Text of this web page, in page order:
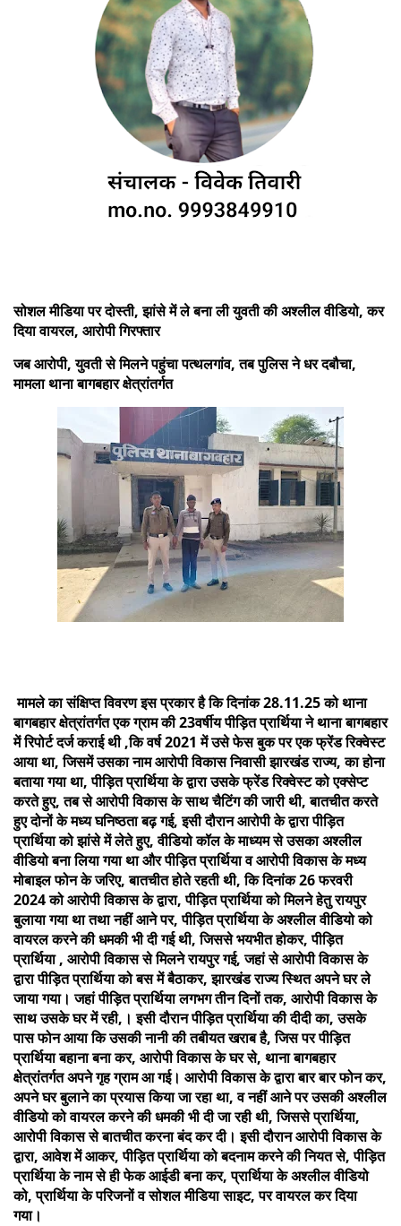
सोशल मीडिया पर दोस्ती, झांसे में ले बना ली युवती की अश्लील वीडियो, कर
दिया वायरल, आरोपी गिरफ्तार
जब आरोपी, युवती से मिलने पहुंचा पत्थलगांव, तब पुलिस ने धर दबौचा,
मामला थाना बागबहार क्षेत्रांतर्गत
मामले का संक्षिप्त विवरण इस प्रकार है कि दिनांक 28.11.25 को थाना
बागबहार क्षेत्रांतर्गत एक ग्राम की 23वर्षीय पीड़ित प्रार्थिया ने थाना बागबहार
में रिपोर्ट दर्ज कराई थी ,कि वर्ष 2021 में उसे फेस बुक पर एक फ्रेंड रिक्वेस्ट
आया था, जिसमें उसका नाम आरोपी विकास निवासी झारखंड राज्य, का होना
बताया गया था, पीड़ित प्रार्थिया के द्वारा उसके फ्रेंड रिक्वेस्ट को एक्सेप्ट
करते हुए, तब से आरोपी विकास के साथ चैटिंग की जारी थी, बातचीत करते
हुए दोनों के मध्य घनिष्ठता बढ़ गई, इसी दौरान आरोपी के द्वारा पीड़ित
प्रार्थिया को झांसे में लेते हुए, वीडियो कॉल के माध्यम से उसका अश्लील
वीडियो बना लिया गया था और पीड़ित प्रार्थिया व आरोपी विकास के मध्य
मोबाइल फोन के जरिए, बातचीत होते रहती थी, कि दिनांक 26 फरवरी
2024 को आरोपी विकास के द्वारा, पीड़ित प्रार्थिया को मिलने हेतु रायपुर
बुलाया गया था तथा नहीं आने पर, पीड़ित प्रार्थिया के अश्लील वीडियो को
वायरल करने की धमकी भी दी गई थी, जिससे भयभीत होकर, पीड़ित
प्रार्थिया , आरोपी विकास से मिलने रायपुर गई, जहां से आरोपी विकास के
द्वारा पीड़ित प्रार्थिया को बस में बैठाकर, झारखंड राज्य स्थित अपने घर ले
जाया गया। जहां पीड़ित प्रार्थिया लगभग तीन दिनों तक, आरोपी विकास के
साथ उसके घर में रही,। इसी दौरान पीड़ित प्रार्थिया की दीदी का, उसके
पास फोन आया कि उसकी नानी की तबीयत खराब है, जिस पर पीड़ित
प्रार्थिया बहाना बना कर, आरोपी विकास के घर से, थाना बागबहार
क्षेत्रांतर्गत अपने गृह ग्राम आ गई। आरोपी विकास के द्वारा बार बार फोन कर,
अपने घर बुलाने का प्रयास किया जा रहा था, व नहीं आने पर उसकी अश्लील
वीडियो को वायरल करने की धमकी भी दी जा रही थी, जिससे प्रार्थिया,
आरोपी विकास से बातचीत करना बंद कर दी। इसी दौरान आरोपी विकास के
द्वारा, आवेश में आकर, पीड़ित प्रार्थिया को बदनाम करने की नियत से, पीड़ित
प्रार्थिया के नाम से ही फेक आईडी बना कर, प्रार्थिया के अश्लील वीडियो
को, प्रार्थिया के परिजनों व सोशल मीडिया साइट, पर वायरल कर दिया
गया।